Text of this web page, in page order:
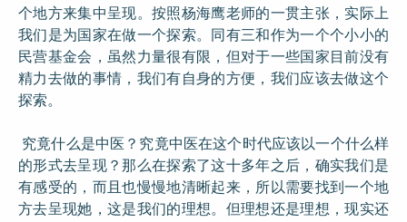
个地方来集中呈现。按照杨海鹰老师的一贯主张，实际上
我们是为国家在做一个探索。同有三和作为一个个小小的
民营基金会，虽然力量很有限，但对于一些国家目前没有
精力去做的事情，我们有自身的方便，我们应该去做这个
探索。
究竟什么是中医？究竟中医在这个时代应该以一个什么样
的形式去呈现？那么在探索了这十多年之后，确实我们是
有感受的，而且也慢慢地清晰起来，所以需要找到一个地
方去呈现她，这是我们的理想。但理想还是理想，现实还